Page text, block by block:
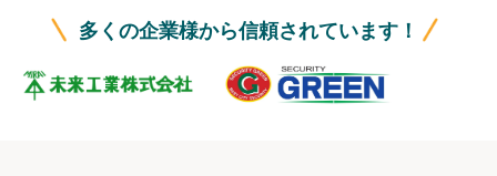
ログイン
多くの企業様から信頼されています！